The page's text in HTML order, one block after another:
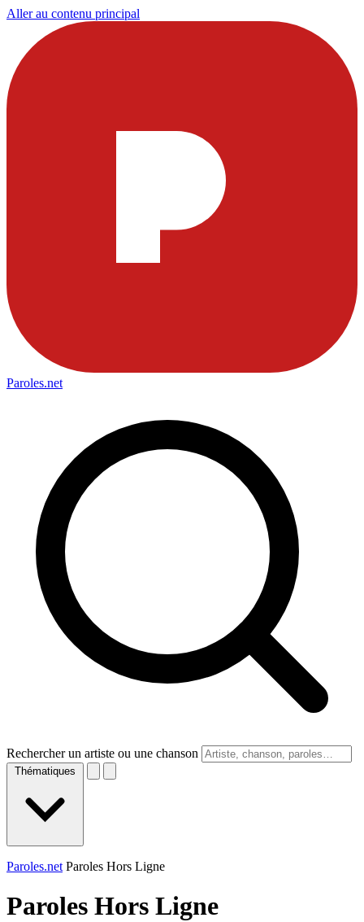
Aller au contenu principal
Paroles.net
Rechercher un artiste ou une chanson
Thématiques
Paroles.net Paroles Hors Ligne
Paroles Hors Ligne